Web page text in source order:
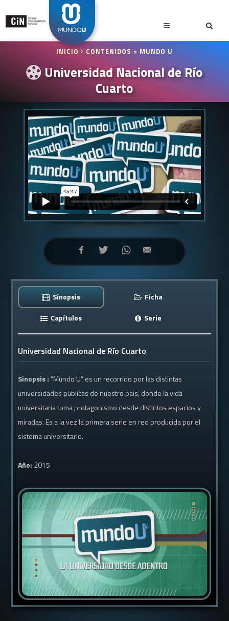
INICIO CONTENIDOS > MUNDO U
Universidad Nacional de Río
Cuarto
Sinopsis
Ficha
Capítulos
Serie
Universidad Nacional de Río Cuarto
Sinopsis : “Mundo U” es un recorrido por las distintas
universidades públicas de nuestro país, donde la vida
universitaria toma protagonismo desde distintos espacios y
miradas. Es a la vez la primera serie en red producida por el
sistema universitario.
Año: 2015